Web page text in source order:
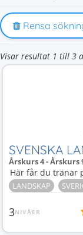
Rensa
Visar resultat 1 till 3
SVENSKA
Årskurs 4 - Årskurs
Här får du tränar
LANDSKAP
3NIVÅER